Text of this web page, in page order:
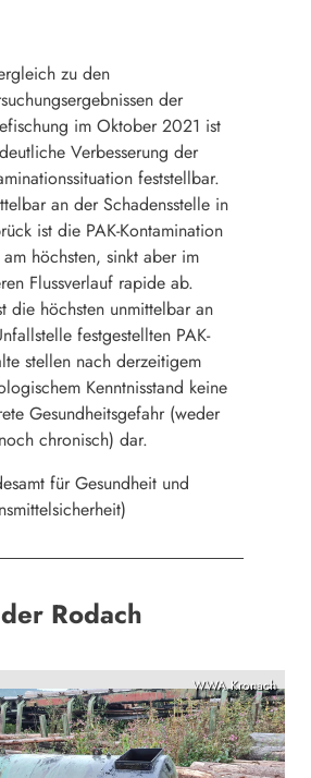
zu den
der
im Oktober 2021 ist
Verbesserung der
feststellbar.
an der Schadensstelle in
ist die PAK-Kontamination
höchsten, sinkt aber im
Flussverlauf rapide ab.
die höchsten unmittelbar an
festgestellten PAK-
stellen nach derzeitigem
Kenntnisstand keine
Gesundheitsgefahr (weder
chronisch) dar.
für Gesundheit und
Rodach
WWA Kronach